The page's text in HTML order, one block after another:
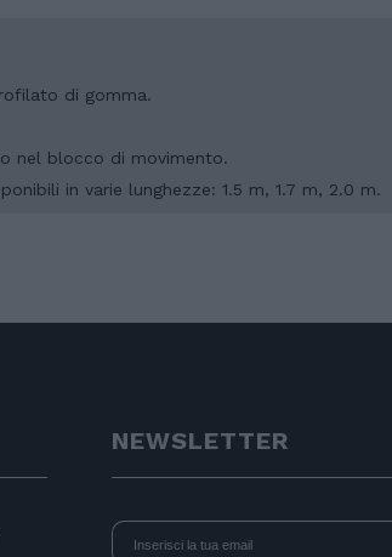
di gomma.
nel blocco di movimento.
in varie lunghezze: 1.5 m, 1.7 m, 2.0 m.
NEWSLETTER